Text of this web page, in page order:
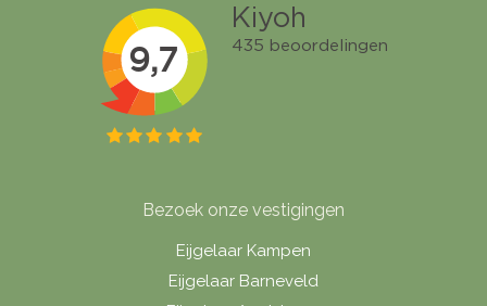
Bezoek onze vestigingen
Eijgelaar Kampen
Eijgelaar Barneveld